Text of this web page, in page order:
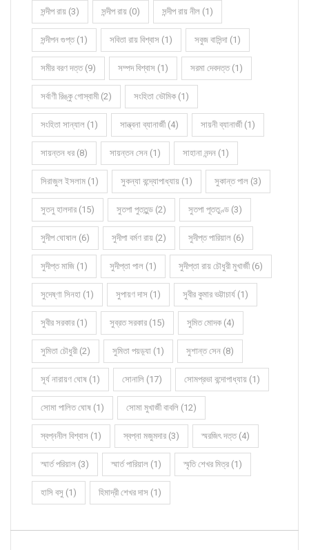
সন্দীপ রায় (3) সন্দীপ রায় (0) সন্দীপ রায় নীল (1)
সন্দীপন গুপ্ত (1) সবিতা রায় বিশ্বাস (1) সবুজ বাসিন্দা (1)
সমীর বরণ দত্ত (9) সম্পদ বিশ্বাস (1) সরমা দেবদত্ত (1)
সর্বাণী রিঙ্কু গোস্বামী (2) সংহিতা ভৌমিক (1)
সংহিতা সান্যাল (1) সান্ত্বনা ব্যানার্জী (4) সায়নী ব্যানার্জী (1)
সায়ন্তন ধর (8) সায়ন্তন সেন (1) সাহানা নন্দন (1)
সিরাজুল ইসলাম (1) সুকন্যা বন্দ্যোপাধ্যায় (1) সুকান্ত পাল (3)
সুতনু হালদার (15) সুতপা পুততুন্ড (2) সুতপা পূততুণ্ড (3)
সুদীপ ঘোষাল (6) সুদীপা বর্মণ রায় (2) সুদীপ্ত পারিয়াল (6)
সুদীপ্ত মাজি (1) সুদীপ্তা পাল (1) সুদীপ্তা রায় চৌধুরী মুখার্জী (6)
সুদেষ্ণা সিনহা (1) সুপায়ণ দাস (1) সুবীর কুমার ভট্টাচার্য (1)
সুবীর সরকার (1) সুব্রত সরকার (15) সুমিত মোদক (4)
সুমিতা চৌধুরী (2) সুমিতা পয়ড়্যা (1) সুশান্ত সেন (8)
সূর্য নারায়ণ ঘোষ (1) সোনালি (17) সোমপ্রভা বন্দোপাধ্যায় (1)
সোমা পালিত ঘোষ (1) সোমা মুখার্জী বাবলি (12)
স্বপ্ননীল বিশ্বাস (1) স্বপ্না মজুমদার (3) স্মরজিৎ দত্ত (4)
স্মার্ত পরিয়াল (3) স্মার্ত পারিয়াল (1) স্মৃতি শেখর মিত্র (1)
হাসি বসু (1) হিমাদ্রী শেখর দাস (1)